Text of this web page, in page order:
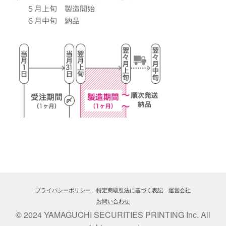
５月上旬 製造開始
６月中旬 納品
プライバシーポリシー 特定商取引法に基づく表記
運営会社
お問い合わせ
© 2024 YAMAGUCHI SECURITIES PRINTING Inc. All